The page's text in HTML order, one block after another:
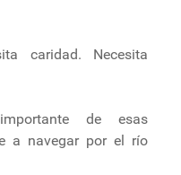
caridad. Necesita
de esas
a navegar por el río